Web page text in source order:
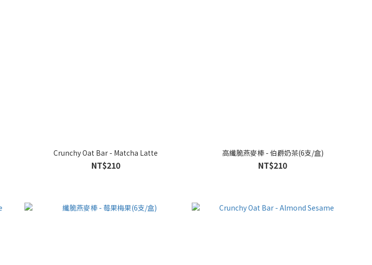
Crunchy Oat Bar - Matcha Latte
NT$210
高纖脆燕麥棒 - 伯爵奶茶(6支/盒)
NT$210